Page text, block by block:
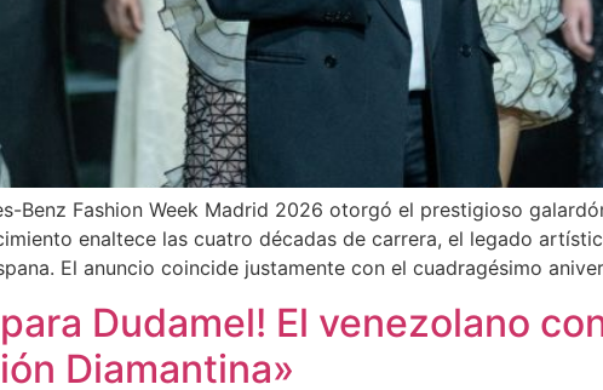
Benz Fashion Week Madrid 2026 otorgó el prestigioso
enaltece las cuatro décadas de carrera, el legado
El anuncio coincide justamente con el cuadragésimo
Dudamel! El venezolano
Diamantina»